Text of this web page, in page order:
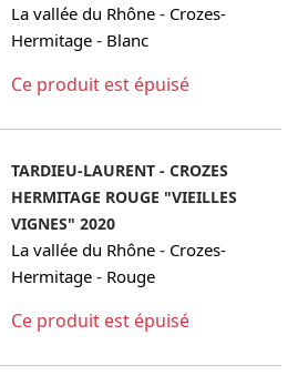
La vallée du Rhône - Crozes-
Hermitage - Blanc
Ce produit est épuisé
TARDIEU-LAURENT - CROZES
HERMITAGE ROUGE "VIEILLES
VIGNES" 2020
La vallée du Rhône - Crozes-
Hermitage - Rouge
Ce produit est épuisé